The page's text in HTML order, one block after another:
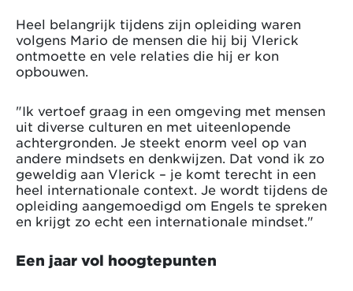
Heel belangrijk tijdens zijn opleiding waren
volgens Mario de mensen die hij bij Vlerick
ontmoette en vele relaties die hij er kon
opbouwen.
"Ik vertoef graag in een omgeving met mensen
uit diverse culturen en met uiteenlopende
achtergronden. Je steekt enorm veel op van
andere mindsets en denkwijzen. Dat vond ik zo
geweldig aan Vlerick – je komt terecht in een
heel internationale context. Je wordt tijdens de
opleiding aangemoedigd om Engels te spreken
en krijgt zo echt een internationale mindset."
Een jaar vol hoogtepunten